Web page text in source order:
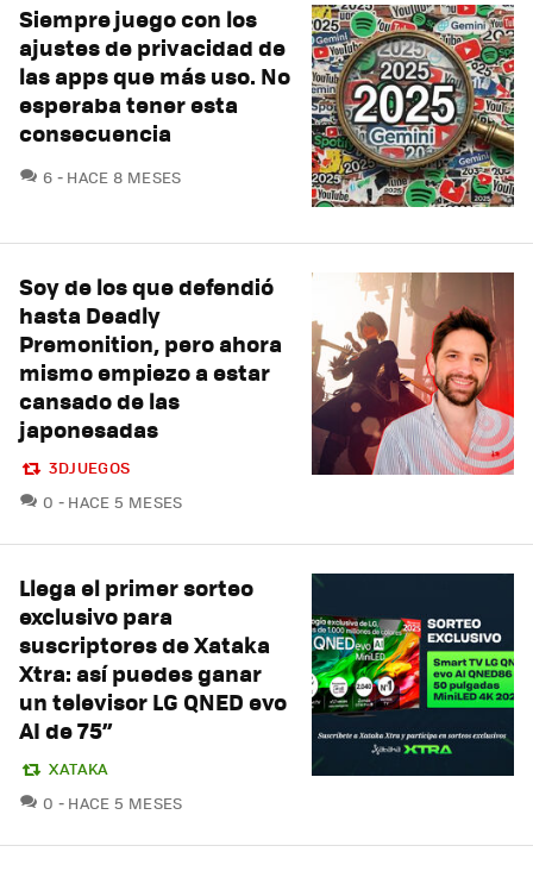
Siempre juego con los
ajustes de privacidad de
las apps que más uso. No
esperaba tener esta
consecuencia
6 COMENTARIOS
HACE 8 MESES
Soy de los que defendió
hasta Deadly
Premonition, pero ahora
mismo empiezo a estar
cansado de las
japonesadas
3DJUEGOS
0 COMENTARIOS
HACE 5 MESES
Llega el primer sorteo
exclusivo para
suscriptores de Xataka
Xtra: así puedes ganar
un televisor LG QNED evo
AI de 75”
XATAKA
0 COMENTARIOS
HACE 5 MESES